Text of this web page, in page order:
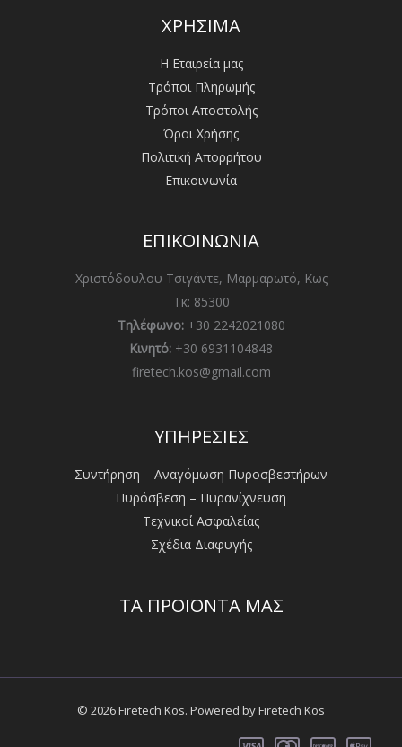
ΧΡΗΣΙΜΑ
Η Εταιρεία μας
Τρόποι Πληρωμής
Τρόποι Αποστολής
Όροι Χρήσης
Πολιτική Απορρήτου
Επικοινωνία
ΕΠΙΚΟΙΝΩΝΙΑ
Χριστόδουλου Τσιγάντε, Μαρμαρωτό, Κως
Τκ: 85300
Τηλέφωνο:+30 2242021080
Κινητό: +30 6931104848
firetech.kos@gmail.com
ΥΠΗΡΕΣΙΕΣ
Συντήρηση – Αναγόμωση Πυροσβεστήρων
Πυρόσβεση – Πυρανίχνευση
Τεχνικοί Ασφαλείας
Σχέδια Διαφυγής
ΤΑ ΠΡΟΪΟΝΤΑ ΜΑΣ
© 2026 Firetech Kos. Powered by Firetech Kos